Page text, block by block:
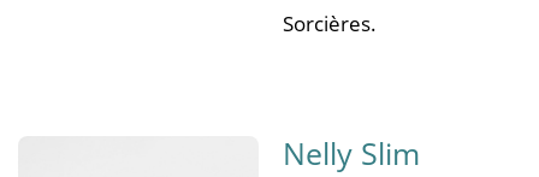
Sorcières.
Nelly Slim